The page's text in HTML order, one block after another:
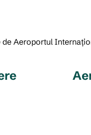
de Aeroportul